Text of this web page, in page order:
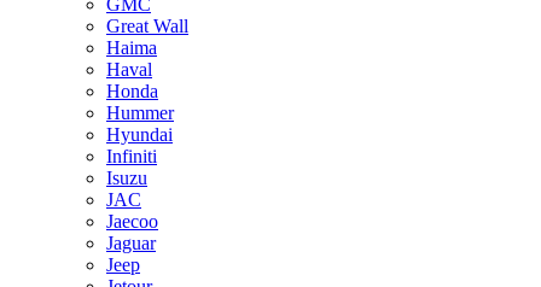
GMC
Great Wall
Haima
Haval
Honda
Hummer
Hyundai
Infiniti
Isuzu
JAC
Jaecoo
Jaguar
Jeep